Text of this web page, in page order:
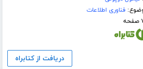
فناوری اطلاعات
دریافت از کتابراه